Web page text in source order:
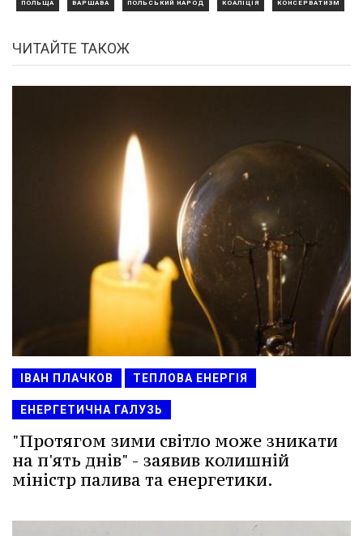
ПОЛЬЩА ВАРШАВА ПОЛЬСЬКИЙ НАРОД КОАЛІЦІЯ КОНСЕРВАТИЗМ
ЧИТАЙТЕ ТАКОЖ
ІВАН ПЛАЧКОВ ТЕПЛОВА ЕНЕРГІЯ
ЕНЕРГЕТИЧНА ГАЛУЗЬ
"Протягом зими світло може зникати
на п'ять днів" - заявив колишній
міністр палива та енергетики.